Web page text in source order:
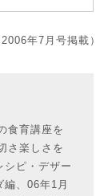
2006年7月号掲載）
食育講座を
さ楽しさを
シピ・デザー
、06年1月